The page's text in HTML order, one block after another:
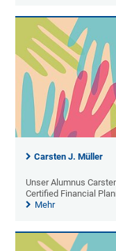
Carsten J. Müller
Unser Alumnus
Certified Financial
Mehr